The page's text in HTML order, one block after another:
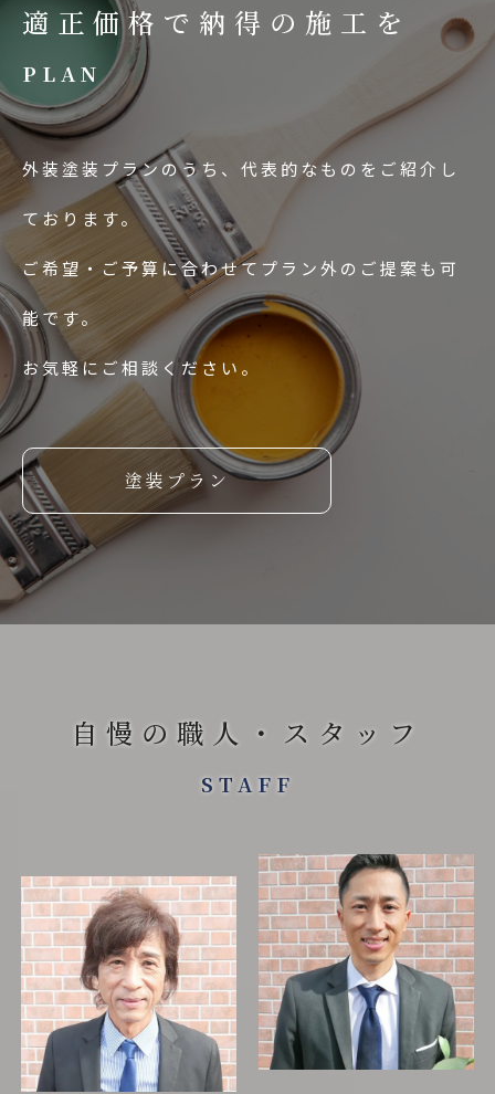
適正価格で納得の施工を
PLAN
外装塗装プランのうち、代表的なものをご紹介し
ております。
ご希望・ご予算に合わせてプラン外のご提案も可
能です。
お気軽にご相談ください。
塗装プラン
自慢の職人・スタッフ
STAFF